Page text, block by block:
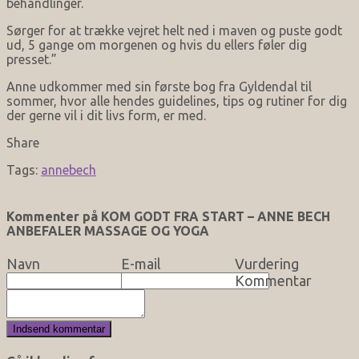
behandlinger.
Sørger for at trække vejret helt ned i maven og puste godt
ud, 5 gange om morgenen og hvis du ellers føler dig
presset.”
Anne udkommer med sin første bog fra Gyldendal til
sommer, hvor alle hendes guidelines, tips og rutiner for dig
der gerne vil i dit livs form, er med.
Share
Tags: annebech
Kommenter på KOM GODT FRA START – ANNE BECH
ANBEFALER MASSAGE OG YOGA
Navn E-mail
Vurdering
Kommentar